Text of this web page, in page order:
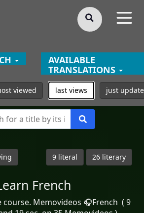
AVAILABLE
TRANSLATIONS
viewed last views just
9 literal 26 literary
French
course. Memovideos 🎧French ( 9